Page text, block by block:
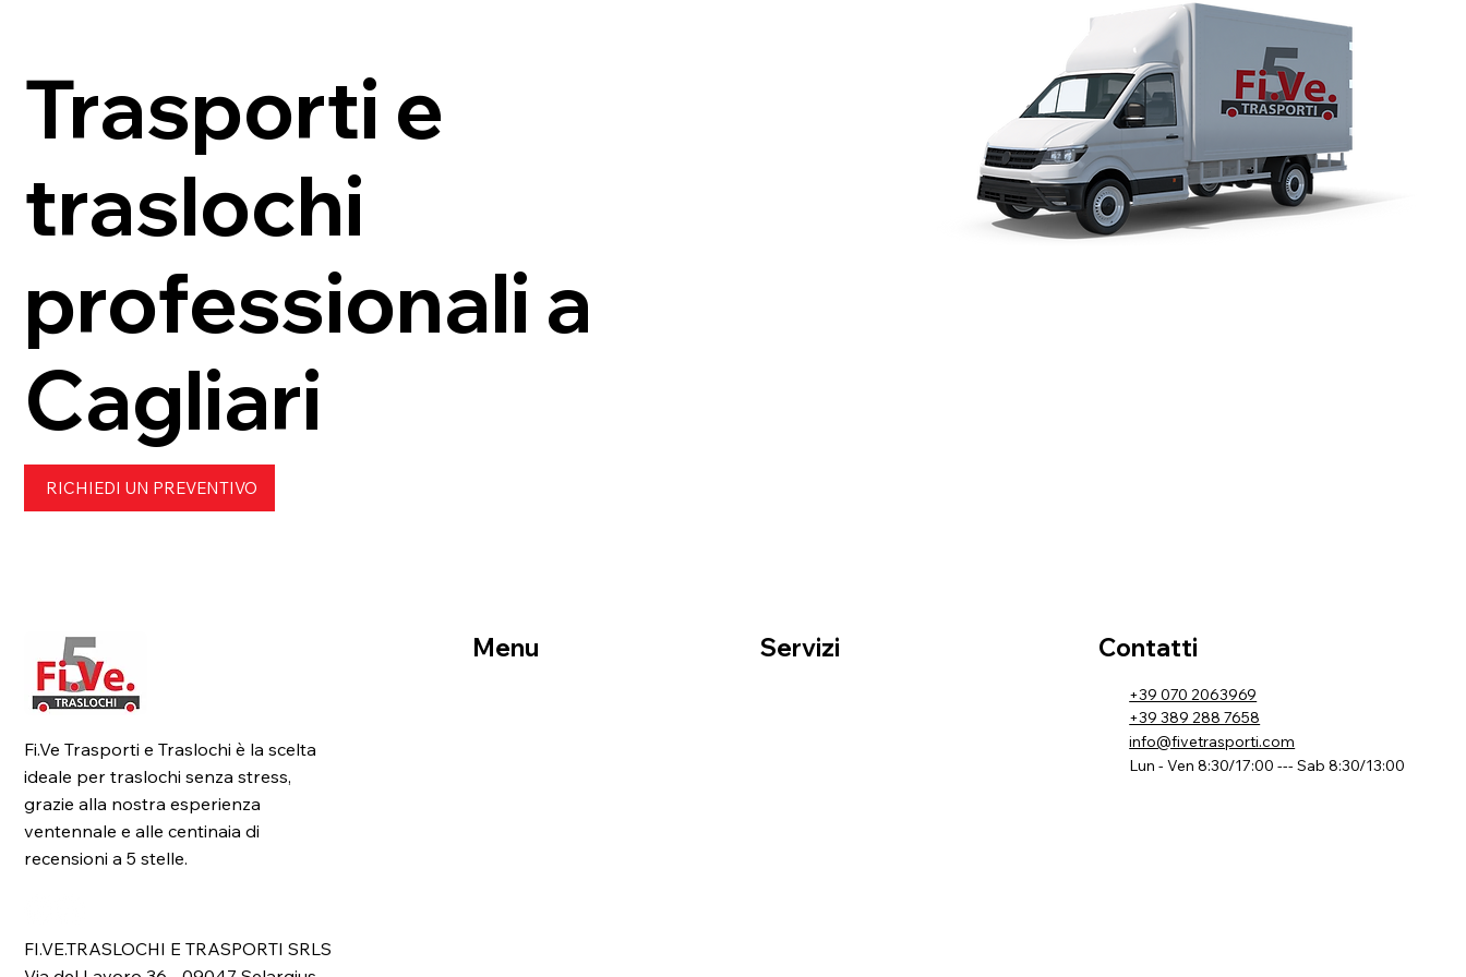
Trasporti e
traslochi
professionali a
Cagliari
RICHIEDI UN PREVENTIVO
Fi.Ve Trasporti e Traslochi è la scelta
ideale per traslochi senza stress,
grazie alla nostra esperienza
ventennale e alle centinaia di
recensioni a 5 stelle.
FI.VE.TRASLOCHI E TRASPORTI SRLS
Menu Servizi Contatti
+39 070 2063969
+39 389 288 7658
info@fivetrasporti.com
Lun - Ven 8:30/17:00 --- Sab 8:30/13:00